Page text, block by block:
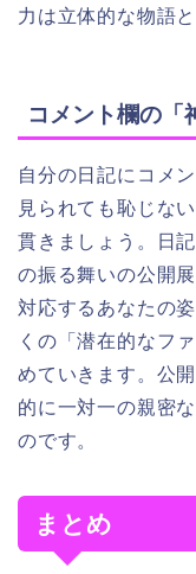
力は立体的な物語
コメント欄の「
自分の日記にコメ
見られても恥じな
貫きましょう。日
の振る舞いの公開
対応するあなたの
くの「潜在的なフ
めていきます。公
的に一対一の親密
のです。
まとめ